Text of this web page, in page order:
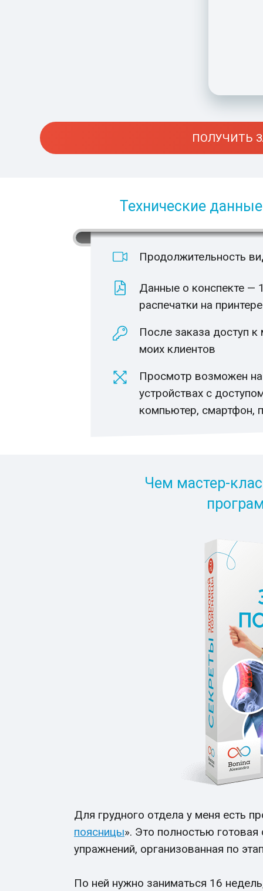
ПОЛУЧИТЬ
Технические
Продолжительность
Данные о конспекте —
распечатки на принтере
После заказа доступ
моих клиентов
Просмотр возможен
устройствах с
компьютер, смартфон,
Чем мастер-
Для грудного отдела у меня есть
поясницы». Это полностью
упражнений, организованная по
По ней нужно заниматься 16